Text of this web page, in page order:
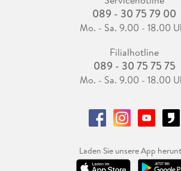
089 - 30 75 79 00
Mo. - Sa. 9.00 - 18.00
Filialhotline
089 - 30 75 75 75
Mo. - Sa. 9.00 - 18.00
Laden Sie unsere App